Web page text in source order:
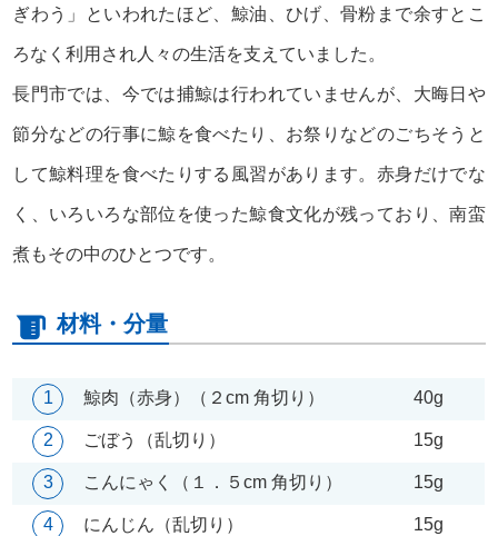
ぎわう」といわれたほど、鯨油、ひげ、骨粉まで余すとこ
ろなく利用され人々の生活を支えていました。
長門市では、今では捕鯨は行われていませんが、大晦日や
節分などの行事に鯨を食べたり、お祭りなどのごちそうと
して鯨料理を食べたりする風習があります。赤身だけでな
く、いろいろな部位を使った鯨食文化が残っており、南蛮
煮もその中のひとつです。
材料・分量
1 鯨肉（赤身）（２cm 角切り） 40g
2 ごぼう（乱切り） 15g
3 こんにゃく（１．５cm 角切り） 15g
4 にんじん（乱切り） 15g